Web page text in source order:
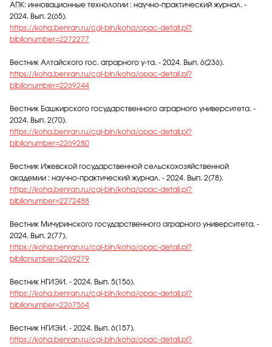
АПК: инновационные технологии : научно-практический журнал. -
2024. Вып. 2(65).
https://koha.benran.ru/cgi-bin/koha/opac-detail.pl?
biblionumber=2272277
Вестник Алтайского гос. аграрного у-та. - 2024. Вып. 6(236).
https://koha.benran.ru/cgi-bin/koha/opac-detail.pl?
biblionumber=2269244
Вестник Башкирского государственного аграрного университета. -
2024. Вып. 2(70).
https://koha.benran.ru/cgi-bin/koha/opac-detail.pl?
biblionumber=2269280
Вестник Ижевской государственной сельскохозяйственной
академии : научно-практический журнал. - 2024. Вып. 2(78).
https://koha.benran.ru/cgi-bin/koha/opac-detail.pl?
biblionumber=2272488
Вестник Мичуринского государственного аграрного университета. -
2024. Вып. 2(77).
https://koha.benran.ru/cgi-bin/koha/opac-detail.pl?
biblionumber=2269279
Вестник НГИЭИ. - 2024. Вып. 5(156).
https://koha.benran.ru/cgi-bin/koha/opac-detail.pl?
biblionumber=2267564
Вестник НГИЭИ. - 2024. Вып. 6(157).
https://koha.benran.ru/cgi-bin/koha/opac-detail.pl?